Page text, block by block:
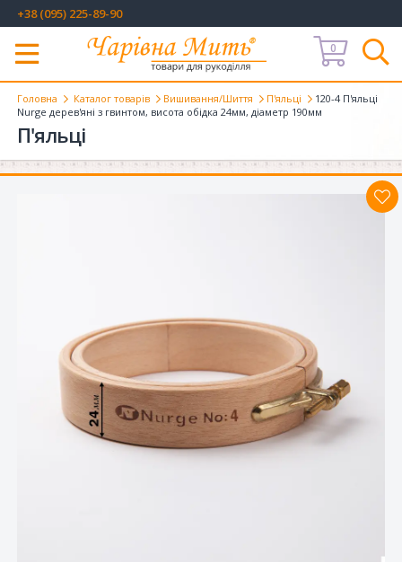
+38 (095) 225-89-90
Меню
0
Головна Каталог товарів Вишивання/Шиття П'яльці
120-4 П'яльці
Nurge дерев'яні з гвинтом, висота обідка 24мм, діаметр 190мм
П'яльці